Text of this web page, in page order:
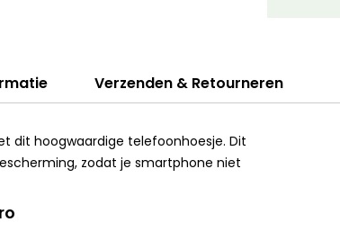
Verzenden & Retourneren
dit hoogwaardige telefoonhoesje. Dit
zodat je smartphone niet